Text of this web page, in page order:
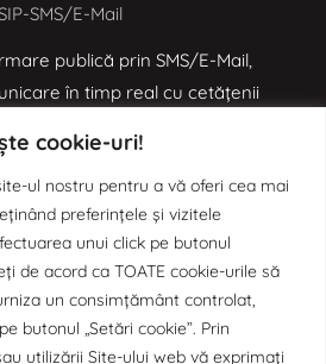
cookie-uri!
ul nostru pentru a vă oferi cea mai
preferințele și vizitele
unui click pe butonul
de acord ca TOATE cookie-urile să
un consimțământ controlat,
butonul „Setări cookie”. Prin
utilizării Site-ului web vă exprimați
SMS/E-Mail
publică prin SMS/E-Mail,
în timp real cu cetățenii
e-MOL
a proceselor administrative
Oficial Local